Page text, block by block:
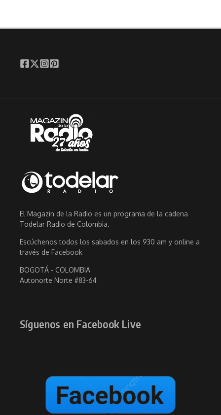
El Magazin de la Radio es un programa de la cadena
Todelar Radio de Colombia.
Escúchenos todos los sabados en los 930 am y online a
través de Facebook
BOGOTÁ - COLOMBIA
Autonorte Norte #83-64
Síguenos en Facebook Live